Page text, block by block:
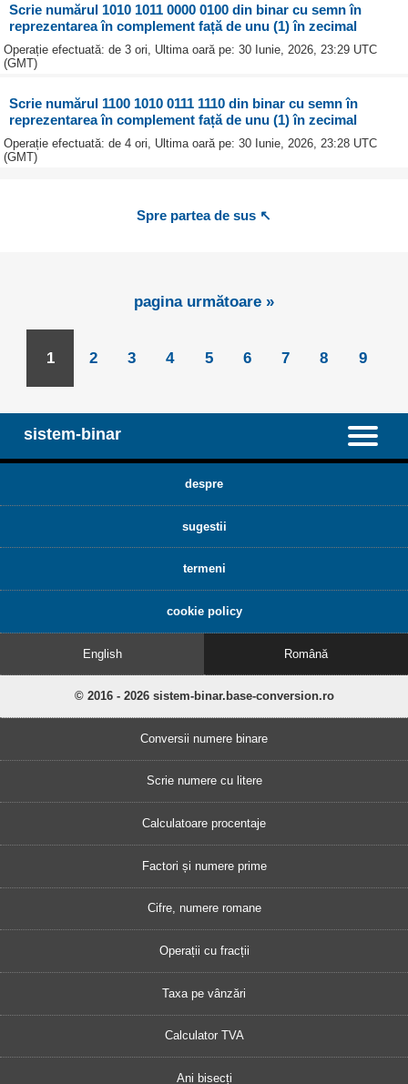
Scrie numărul 1010 1011 0000 0100 din binar cu semn în
reprezentarea în complement față de unu (1) în zecimal
Operație efectuată: de 3 ori, Ultima oară pe: 30 Iunie, 2026, 23:29 UTC
(GMT)
Scrie numărul 1100 1010 0111 1110 din binar cu semn în
reprezentarea în complement față de unu (1) în zecimal
Operație efectuată: de 4 ori, Ultima oară pe: 30 Iunie, 2026, 23:28 UTC
(GMT)
Spre partea de sus ↖
pagina următoare »
1 2 3 4 5 6 7 8 9
sistem-binar
despre
sugestii
termeni
cookie policy
English Română
© 2016 - 2026 sistem-binar.base-conversion.ro
Conversii numere binare
Scrie numere cu litere
Calculatoare procentaje
Factori și numere prime
Cifre, numere romane
Operații cu fracții
Taxa pe vânzări
Calculator TVA
Ani bisecți